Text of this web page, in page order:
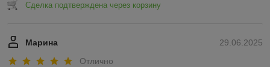
Сделка подтверждена через корзину
29.06.2025
Марина
Отлично